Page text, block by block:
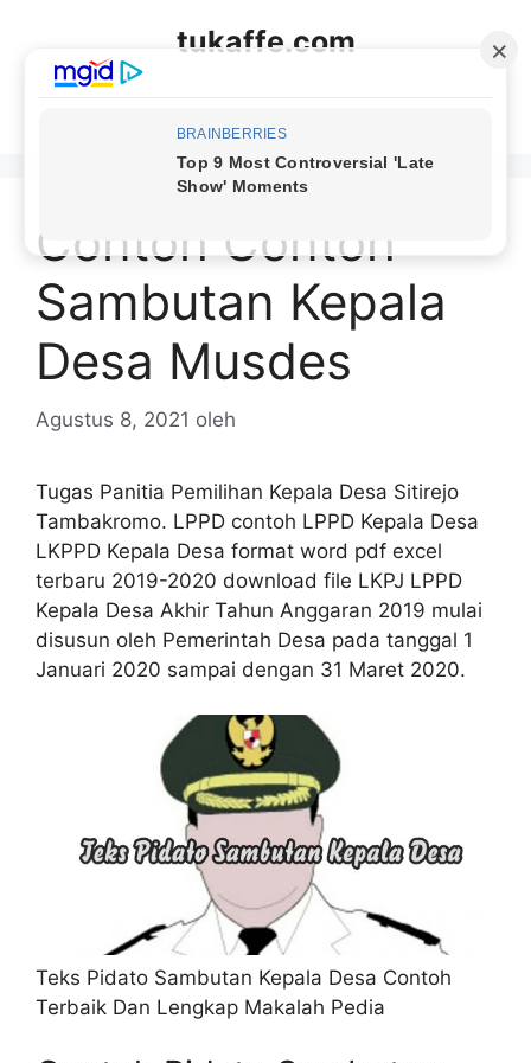
tukaffe.com
Contoh Contoh
Sambutan Kepala
Desa Musdes
Agustus 8, 2021 oleh
Tugas Panitia Pemilihan Kepala Desa Sitirejo
Tambakromo. LPPD contoh LPPD Kepala Desa
LKPPD Kepala Desa format word pdf excel
terbaru 2019-2020 download file LKPJ LPPD
Kepala Desa Akhir Tahun Anggaran 2019 mulai
disusun oleh Pemerintah Desa pada tanggal 1
Januari 2020 sampai dengan 31 Maret 2020.
Teks Pidato Sambutan Kepala Desa Contoh
Terbaik Dan Lengkap Makalah Pedia